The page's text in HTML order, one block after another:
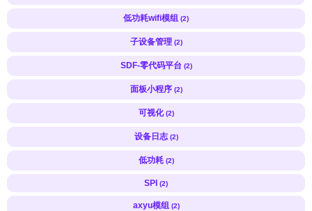
低功耗wifi模组 (2)
子设备管理 (2)
SDF-零代码平台 (2)
面板小程序 (2)
可视化 (2)
设备日志 (2)
低功耗 (2)
SPI (2)
axyu模组 (2)